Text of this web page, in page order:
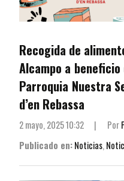
Recogida de
Alcampo a
Parroquia Nuestra
d’en Rebassa
2 mayo, 2025 10:32 | Por
Publicado en:Noticias,